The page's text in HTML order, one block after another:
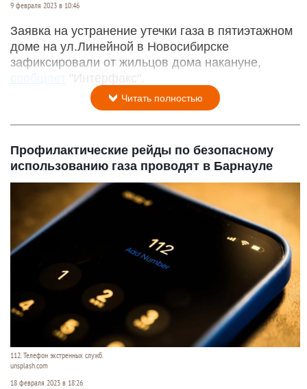
9 февраля 2023 в 10:46
Заявка на устранение утечки газа в пятиэтажном
доме на ул.Линейной в Новосибирске
зафиксировали от жильцов дома накануне,
сообщает
"Интерфакс".
Читать полностью
Профилактические рейды по безопасному
использованию газа проводят в Барнауле
112. Телефон экстренных служб.
unsplash.com
18 февраля 2023 в 18:26